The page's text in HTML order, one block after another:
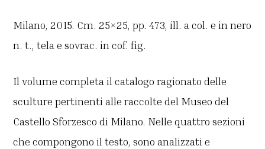
Milano, 2015. Cm. 25×25, pp. 473, ill. a col. e in nero
n. t., tela e sovrac. in cof. fig.
Il volume completa il catalogo ragionato delle
sculture pertinenti alle raccolte del Museo del
Castello Sforzesco di Milano. Nelle quattro sezioni
che compongono il testo, sono analizzati e